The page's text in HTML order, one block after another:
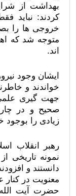
بهداشت از
کردند: نباید
خروجی ها را
متوجه شد که
اند.
ایشان وجود
خواندند و
جهت گیری
صحیح و در
زیادی را بوجود
رهبر انقلاب
نمونه تاریخی
دانستند و
معنویت در کنار
حضرت آیت